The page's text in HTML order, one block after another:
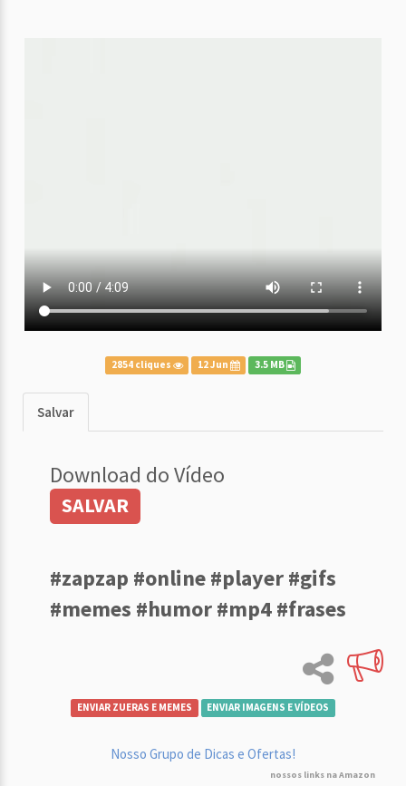
2854 cliques 12 Jun 3.5 MB
Salvar
Download do Vídeo
SALVAR
#zapzap #online #player #gifs
#memes #humor #mp4 #frases
ENVIAR ZUERAS E MEMES ENVIAR IMAGENS E VÍDEOS
Nosso Grupo de Dicas e Ofertas!
nossos links na Amazon